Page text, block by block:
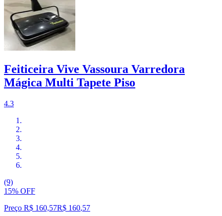
Feiticeira Vive Vassoura Varredora
Mágica Multi Tapete Piso
4.3
(9)
15% OFF
Preço R$ 160,57R$ 160,57